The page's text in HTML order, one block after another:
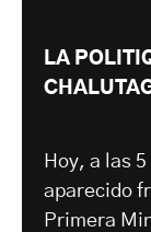
LA
Hoy, a las
aparecido
Primera